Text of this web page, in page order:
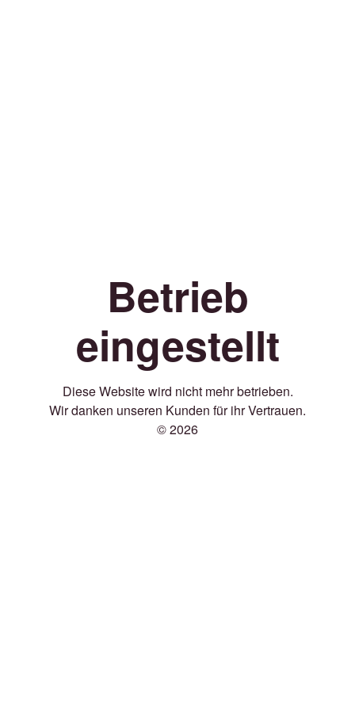
Betrieb
eingestellt
Diese Website wird nicht mehr betrieben.
Wir danken unseren Kunden für ihr Vertrauen.
© 2026